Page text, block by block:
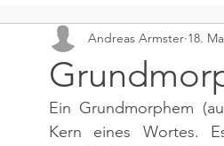
Andreas Armster 18.
Ein Grundmorphem
Kern eines Wortes.